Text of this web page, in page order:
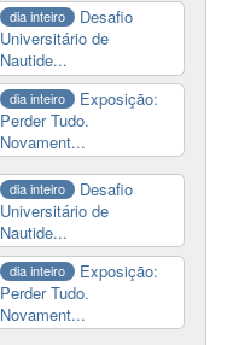
dia inteiro
Desafio
Universitário de
Nautide...
dia inteiro
Exposição:
Perder Tudo.
Novament...
dia inteiro
Desafio
Universitário de
Nautide...
dia inteiro
Exposição:
Perder Tudo.
Novament...